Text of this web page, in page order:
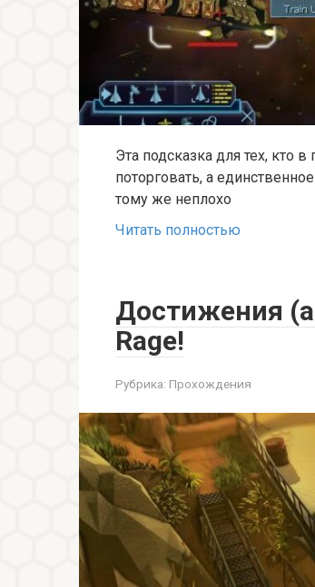
Эта подсказка для тех, кто
поторговать, а
тому же неплохо
Читать полностью
Достижения
Rage!
Рубрика: Прохождения